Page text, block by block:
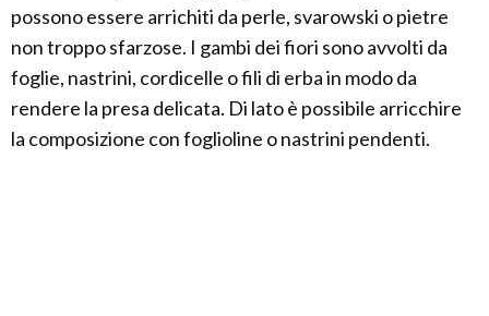
possono essere arrichiti da perle, svarowski o pietre
non troppo sfarzose. I gambi dei fiori sono avvolti da
foglie, nastrini, cordicelle o fili di erba in modo da
rendere la presa delicata. Di lato è possibile arricchire
la composizione con foglioline o nastrini pendenti.